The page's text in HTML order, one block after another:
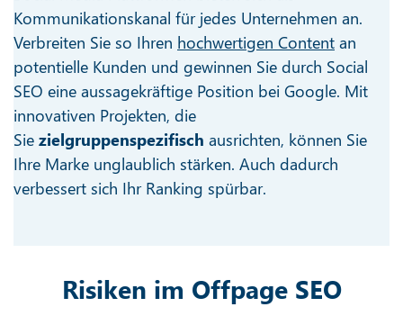
Kommunikationskanal für jedes Unternehmen an.
Verbreiten Sie so Ihren hochwertigen Content an
potentielle Kunden und gewinnen Sie durch Social
SEO eine aussagekräftige Position bei Google. Mit
innovativen Projekten, die
Sie zielgruppenspezifisch ausrichten, können Sie
Ihre Marke unglaublich stärken. Auch dadurch
verbessert sich Ihr Ranking spürbar.
Risiken im Offpage SEO